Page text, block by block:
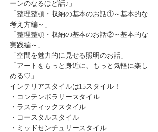
ーンのなるほど話♪」
「整理整頓・収納の基本のお話①～基本的な
考え方編～」
「整理整頓・収納の基本のお話②～基本的な
実践編～」
「空間を魅力的に見せる照明のお話」
「アートをもっと身近に、もっと気軽に楽し
める♡」
インテリアスタイルは15スタイル！
・コンテンポラリースタイル
・ラスティックスタイル
・コースタルスタイル
・ミッドセンチュリースタイル